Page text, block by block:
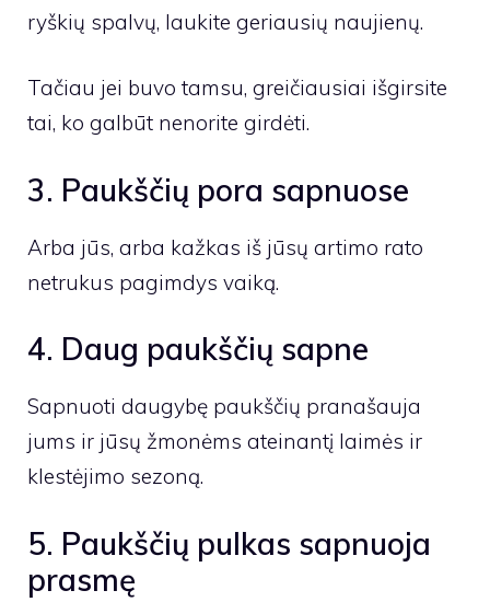
ryškių spalvų, laukite geriausių naujienų.
Tačiau jei buvo tamsu, greičiausiai išgirsite
tai, ko galbūt nenorite girdėti.
3. Paukščių pora sapnuose
Arba jūs, arba kažkas iš jūsų artimo rato
netrukus pagimdys vaiką.
4. Daug paukščių sapne
Sapnuoti daugybę paukščių pranašauja
jums ir jūsų žmonėms ateinantį laimės ir
klestėjimo sezoną.
5. Paukščių pulkas sapnuoja
prasmę